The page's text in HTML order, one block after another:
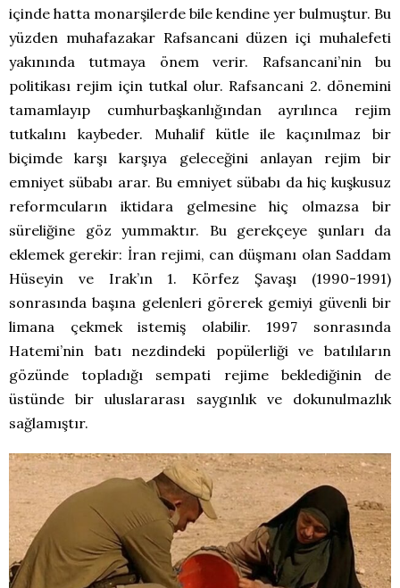
içinde hatta monarşilerde bile kendine yer bulmuştur. Bu
yüzden muhafazakar Rafsancani düzen içi muhalefeti
yakınında tutmaya önem verir. Rafsancani’nin bu
politikası rejim için tutkal olur. Rafsancani 2. dönemini
tamamlayıp cumhurbaşkanlığından ayrılınca rejim
tutkalını kaybeder. Muhalif kütle ile kaçınılmaz bir
biçimde karşı karşıya geleceğini anlayan rejim bir
emniyet sübabı arar. Bu emniyet sübabı da hiç kuşkusuz
reformcuların iktidara gelmesine hiç olmazsa bir
süreliğine göz yummaktır. Bu gerekçeye şunları da
eklemek gerekir: İran rejimi, can düşmanı olan Saddam
Hüseyin ve Irak’ın 1. Körfez Şavaşı (1990-1991)
sonrasında başına gelenleri görerek gemiyi güvenli bir
limana çekmek istemiş olabilir. 1997 sonrasında
Hatemi’nin batı nezdindeki popülerliği ve batılıların
gözünde topladığı sempati rejime beklediğinin de
üstünde bir uluslararası saygınlık ve dokunulmazlık
sağlamıştır.